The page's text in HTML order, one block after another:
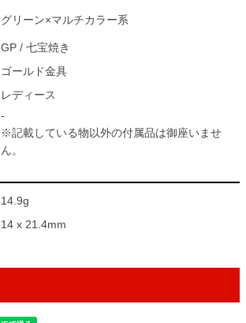
グリーン×マルチカラー系
GP / 七宝焼き
ゴールド金具
レディース
-
※記載している物以外の付属品は御座いませ
ん。
14.9g
14 x 21.4mm